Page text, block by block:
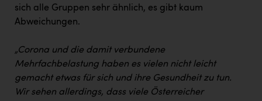
sich alle Gruppen sehr ähnlich, es gibt kaum
Abweichungen.
„Corona und die damit verbundene
Mehrfachbelastung haben es vielen nicht leicht
gemacht etwas für sich und ihre Gesundheit zu tun.
Wir sehen allerdings, dass viele Österreicher